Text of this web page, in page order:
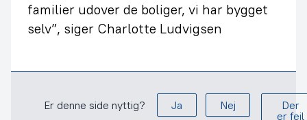
familier udover de boliger, vi har bygget
selv”, siger Charlotte Ludvigsen
Er denne side nyttig? Ja Nej
Der
er fejl